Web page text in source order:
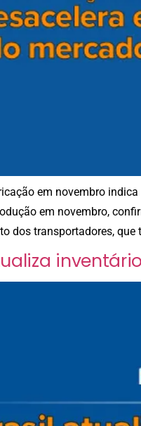
em novembro
em novembro,
dos transportadores, que